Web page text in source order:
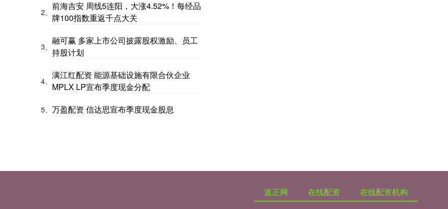
2、
前海吉安 周线5连阳，大涨4.52%！每经品
牌100指数重返千点大关
3、
融可赢 多家上市公司披露股权激励、员工
持股计划
4、
满江红配资 能源基础设施有限合伙企业
MPLX LP宣布季度现金分配
5、 万盈配资 信达思宣布季度现金股息
道正网 在线配资 在线配资机构